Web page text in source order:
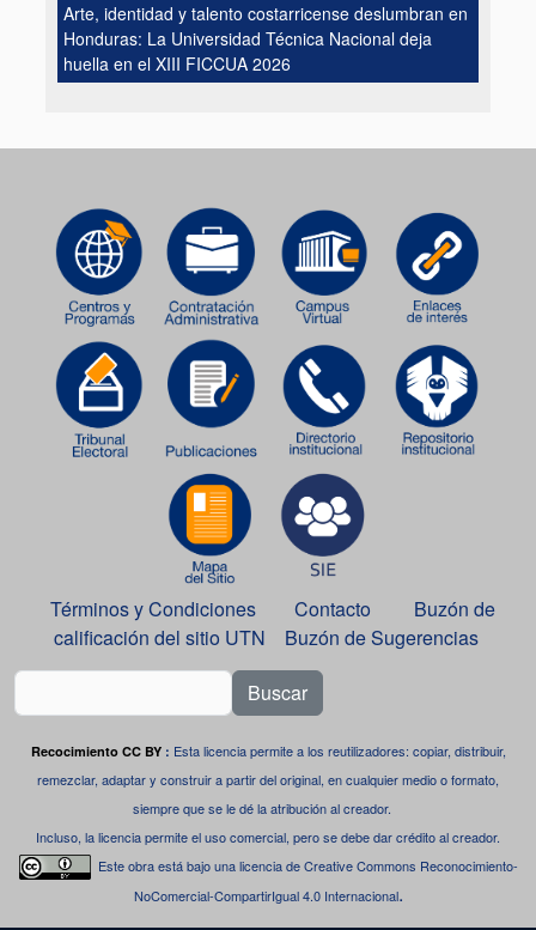
Arte, identidad y talento costarricense deslumbran en
Honduras: La Universidad Técnica Nacional deja
huella en el XIII FICCUA 2026
Términos y Condiciones Contacto
Buzón de
calificación del sitio UTN
Buzón de Sugerencias
Buscar
Recocimiento CC BY : Esta licencia permite a los reutilizadores: copiar, distribuir,
remezclar, adaptar y construir a partir del original, en cualquier medio o formato,
siempre que se le dé la atribución al creador.
Incluso, la licencia permite el uso comercial, pero se debe dar crédito al creador.
Este obra está bajo unalicencia de Creative Commons Reconocimiento-
NoComercial-CompartirIgual 4.0 Internacional.